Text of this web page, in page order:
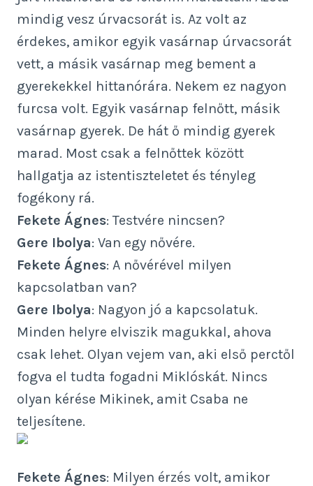
mindig vesz úrvacsorát is. Az volt az
érdekes, amikor egyik vasárnap úrvacsorát
vett, a másik vasárnap meg bement a
gyerekekkel hittanórára. Nekem ez nagyon
furcsa volt. Egyik vasárnap felnőtt, másik
vasárnap gyerek. De hát ő mindig gyerek
marad. Most csak a felnőttek között
hallgatja az istentiszteletet és tényleg
fogékony rá.
Fekete Ágnes: Testvére nincsen?
Gere Ibolya: Van egy nővére.
Fekete Ágnes: A nővérével milyen
kapcsolatban van?
Gere Ibolya: Nagyon jó a kapcsolatuk.
Minden helyre elviszik magukkal, ahova
csak lehet. Olyan vejem van, aki első perctől
fogva el tudta fogadni Miklóskát. Nincs
olyan kérése Mikinek, amit Csaba ne
teljesítene.
Fekete Ágnes: Milyen érzés volt, amikor